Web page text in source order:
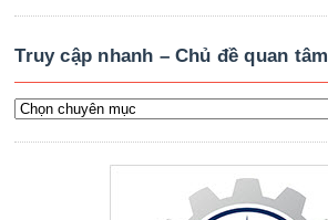
Truy cập nhanh – Chủ đề quan tâm